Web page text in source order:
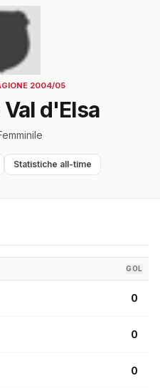
2004/05
d'Elsa
Statistiche all-time
GOL
0
0
0